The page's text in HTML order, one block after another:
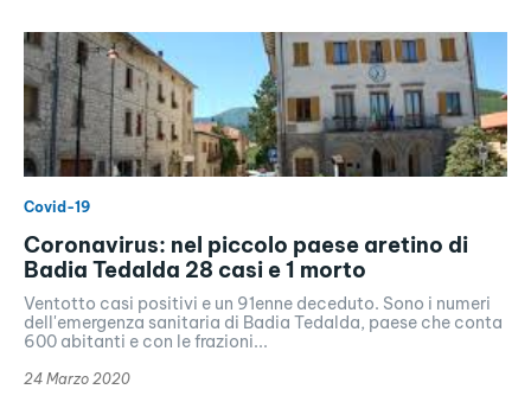
Covid-19
Coronavirus: nel piccolo paese aretino di
Badia Tedalda 28 casi e 1 morto
Ventotto casi positivi e un 91enne deceduto. Sono i numeri
dell'emergenza sanitaria di Badia Tedalda, paese che conta
600 abitanti e con le frazioni...
24 Marzo 2020